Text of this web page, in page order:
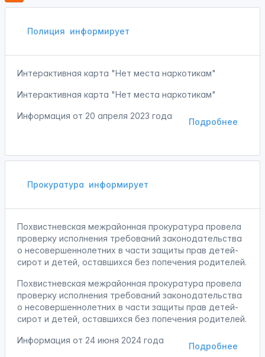
Полиция информирует
Интерактивная карта "Нет места наркотикам"
Интерактивная карта "Нет места наркотикам"
Подробнее
Информация от 20 апреля 2023 года
Прокуратура информирует
Похвистневская межрайонная прокуратура провела
проверку исполнения требований законодательства
о несовершеннолетних в части защиты прав детей-
сирот и детей, оставшихся без попечения родителей.
Похвистневская межрайонная прокуратура провела
проверку исполнения требований законодательства
о несовершеннолетних в части защиты прав детей-
сирот и детей, оставшихся без попечения родителей.
Подробнее
Информация от 24 июня 2024 года